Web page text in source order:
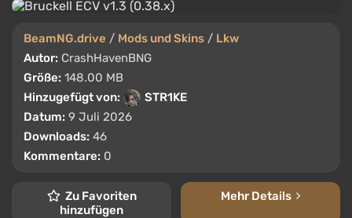
BeamNG.drive / Mods und Skins / Lkw
Autor: CrashHavenBNG
Größe: 148.00 MB
Hinzugefügt von:
STR1KE
Datum: 9 Juli 2026
Downloads: 46
Kommentare: 0
Zu Favoriten
hinzufügen
Mehr Details